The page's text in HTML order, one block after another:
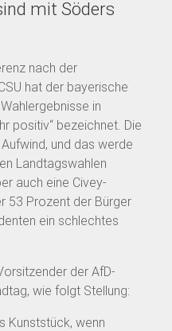
mit Söders
nach der
hat der bayerische
in
positiv“ bezeichnet. Die
und das werde
Landtagswahlen
auch eine Civey-
53 Prozent der Bürger
ein schlechtes
der AfD-
wie folgt Stellung:
Kunststück, wenn